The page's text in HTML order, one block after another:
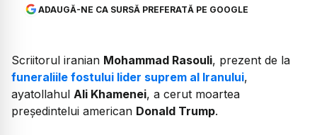
ADAUGĂ-NE CA SURSĂ PREFERATĂ PE GOOGLE
Scriitorul iranian Mohammad Rasouli, prezent de la
funeraliile fostului lider suprem al Iranului,
ayatollahul Ali Khamenei, a cerut moartea
președintelui american Donald Trump.